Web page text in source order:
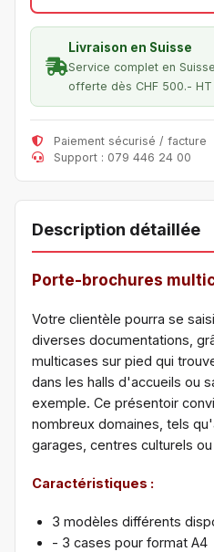
Livraison en Suisse
Service complet en
offerte dès CHF 500.- HT
Paiement sécurisé / facture
Support : 079 446 24 00
Description détaillée
Porte-brochures
Votre clientèle pourra se
diverses documentations,
multicases sur pied qui
dans les halls d'accueils ou
exemple. Ce présentoir
nombreux domaines, tels
garages, centres culturels
Caractéristiques :
3 modèles différents
- 3 cases pour format A4